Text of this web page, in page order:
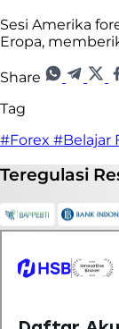
Sesi Amerika
Eropa,
Share
Tag
#Forex #Belajar
Teregulasi